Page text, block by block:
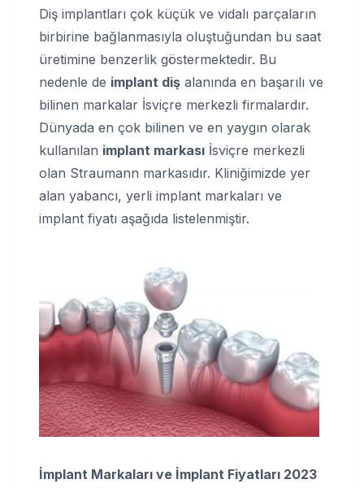
Diş implantları çok küçük ve vidalı parçaların
birbirine bağlanmasıyla oluştuğundan bu saat
üretimine benzerlik göstermektedir. Bu
nedenle de implant diş alanında en başarılı ve
bilinen markalar İsviçre merkezli firmalardır.
Dünyada en çok bilinen ve en yaygın olarak
kullanılan implant markası İsviçre merkezli
olan Straumann markasıdır. Kliniğimizde yer
alan yabancı, yerli implant markaları ve
implant fiyatı aşağıda listelenmiştir.
İmplant Markaları ve İmplant Fiyatları 2023